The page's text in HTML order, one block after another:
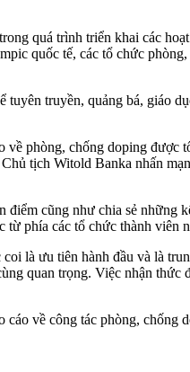
quá trình triển khai các
quốc tế, các tổ chức
truyền, quảng bá, giáo
phòng, chống doping
tịch Witold Banka nhấn
cũng như chia sẻ
phía các tổ chức thành viên
là ưu tiên hành đầu và là
quan trọng. Việc nhận
về công tác phòng, chống